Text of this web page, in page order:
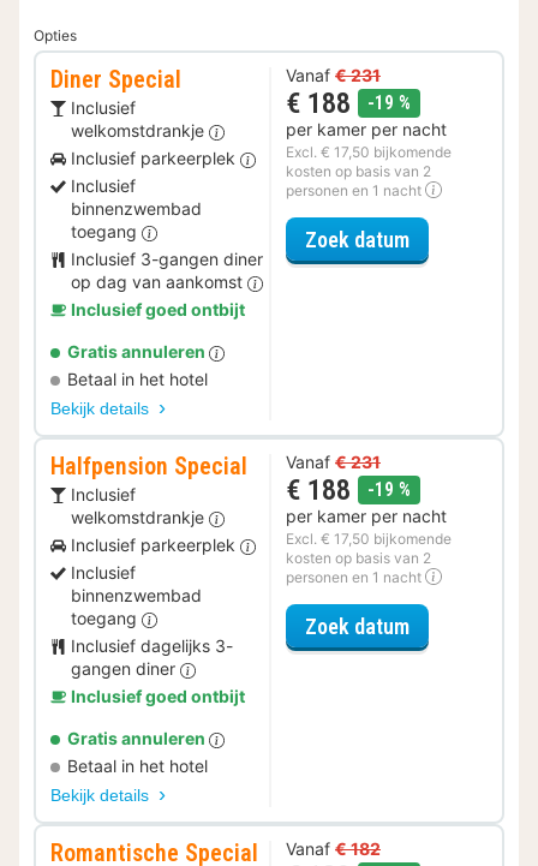
Opties
Diner Special
Inclusief
welkomstdrankje
Inclusief parkeerplek
Inclusief
binnenzwembad
toegang
Inclusief 3-gangen diner
op dag van aankomst
Inclusief goed ontbijt
Gratis annuleren
Betaal in het hotel
Bekijk details
Vanaf € 231
€ 188 -19 %
per kamer per nacht
Excl. € 17,50 bijkomende
kosten op basis van 2
personen en 1 nacht
Zoek datumvoor Diner
Halfpension Special
Inclusief
welkomstdrankje
Inclusief parkeerplek
Inclusief
binnenzwembad
toegang
Inclusief dagelijks 3-
gangen diner
Inclusief goed ontbijt
Gratis annuleren
Betaal in het hotel
Bekijk details
Vanaf € 231
€ 188 -19 %
per kamer per nacht
Excl. € 17,50 bijkomende
kosten op basis van 2
personen en 1 nacht
Zoek datumvoor
Romantische Special Vanaf € 182